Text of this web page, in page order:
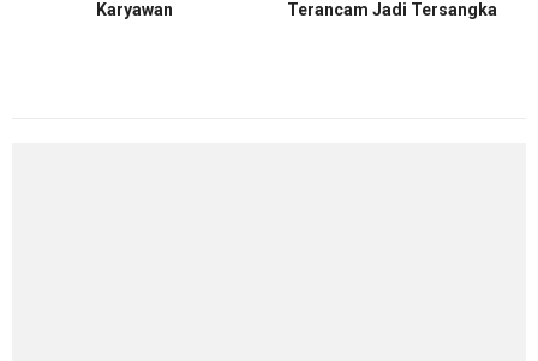
Karyawan
Terancam Jadi Tersangka